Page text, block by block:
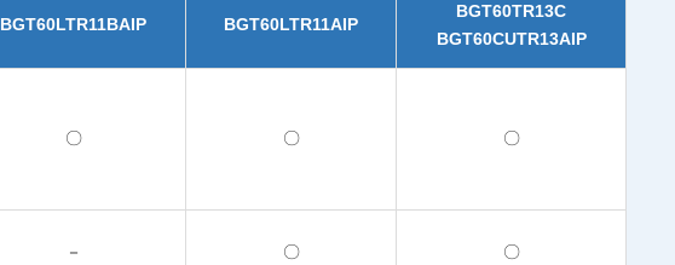
BGT60LTR11BAIP BGT60LTR11AIP
BGT60TR13C
BGT60CUTR13AIP
〇 〇 〇
－ 〇 〇